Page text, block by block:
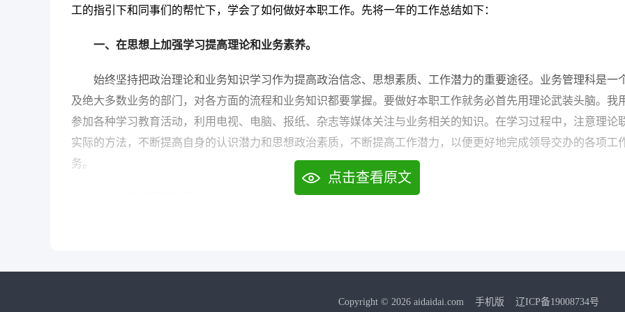
工的指引下和同事们的帮忙下，学会了如何做好本职工作。先将一年的工作总结如下：
一、在思想上加强学习提高理论和业务素养。
始终坚持把政治理论和业务知识学习作为提高政治信念、思想素质、工作潜力的重要途径。业务管理科是一
及绝大多数业务的部门，对各方面的流程和业务知识都要掌握。要做好本职工作就务必首先用理论武装头脑。我
参加各种学习教育活动，利用电视、电脑、报纸、杂志等媒体关注与业务相关的知识。在学习过程中，注意理论
实际的方法，不断提高自身的认识潜力和思想政治素质，不断提高工作潜力，以便更好地完成领导交办的各项工
务。
点击查看原文
Copyright © 2026 aidaidai.com 手机版 辽ICP备19008734号